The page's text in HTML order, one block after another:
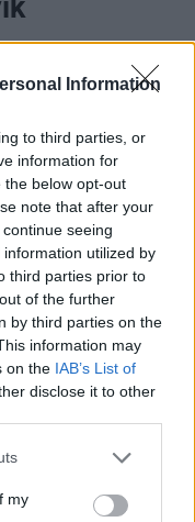
Information
to third parties, or
information for
the below opt-out
note that after your
seeing
utilized by
third parties prior to
of the further
by third parties on the
information may
on the IAB’s List of
disclose it to other
my
de azóta
a másikba evező
ellen több ügyben
felügyelet, a
vádolják, hogy
hitelezett,
piacot
a felügyelet
hedge fund
ugyanis